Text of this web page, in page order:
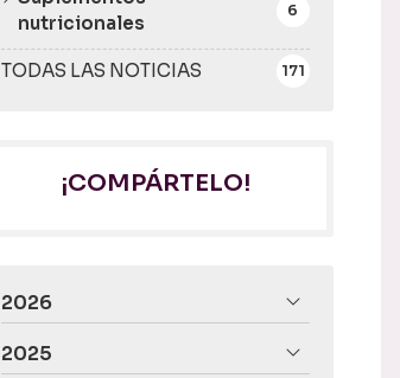
TODAS LAS NOTICIAS 171
nutricionales
6
¡COMPÁRTELO!
2026
2025